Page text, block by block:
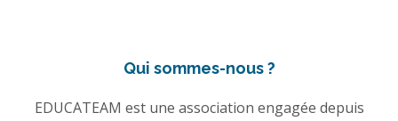
Qui sommes-nous ?
EDUCATEAM est une association engagée depuis